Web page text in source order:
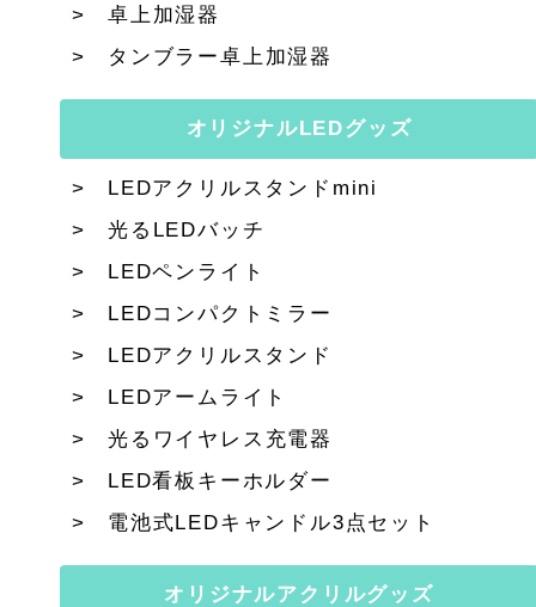
卓上加湿器
タンブラー卓上加湿器
オリジナルLEDグッズ
LEDアクリルスタンドmini
光るLEDバッチ
LEDペンライト
LEDコンパクトミラー
LEDアクリルスタンド
LEDアームライト
光るワイヤレス充電器
LED看板キーホルダー
電池式LEDキャンドル3点セット
オリジナルアクリルグッズ